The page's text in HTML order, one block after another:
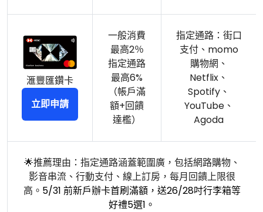
滙豐匯鑽卡
立即申請
一般消費
最高2％
指定通路
最高6%
（帳戶滿
額+回饋
達檻）
指定通路：街口
支付、momo
購物網、
Netflix、
Spotify、
YouTube、
Agoda
🌟推薦理由：指定通路涵蓋範圍廣，包括網路購物、
影音串流、行動支付、線上訂房，每月回饋上限很
高。 5/31 前新戶辦卡首刷滿額，送26/28吋行李箱等
好禮5選1。